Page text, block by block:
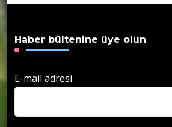
Haber bültenine üye olun
E-mail adresi